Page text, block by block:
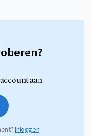
aan
Inloggen